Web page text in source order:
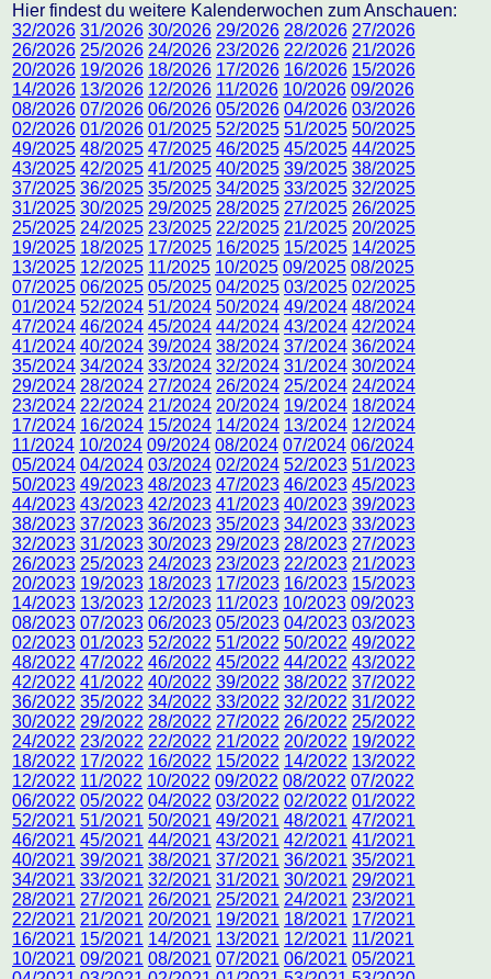
Hier findest du weitere Kalenderwochen zum Anschauen:
32/2026 31/2026 30/2026 29/2026 28/2026 27/2026
26/2026 25/2026 24/2026 23/2026 22/2026 21/2026
20/2026 19/2026 18/2026 17/2026 16/2026 15/2026
14/2026 13/2026 12/2026 11/2026 10/2026 09/2026
08/2026 07/2026 06/2026 05/2026 04/2026 03/2026
02/2026 01/2026 01/2025 52/2025 51/2025 50/2025
49/2025 48/2025 47/2025 46/2025 45/2025 44/2025
43/2025 42/2025 41/2025 40/2025 39/2025 38/2025
37/2025 36/2025 35/2025 34/2025 33/2025 32/2025
31/2025 30/2025 29/2025 28/2025 27/2025 26/2025
25/2025 24/2025 23/2025 22/2025 21/2025 20/2025
19/2025 18/2025 17/2025 16/2025 15/2025 14/2025
13/2025 12/2025 11/2025 10/2025 09/2025 08/2025
07/2025 06/2025 05/2025 04/2025 03/2025 02/2025
01/2024 52/2024 51/2024 50/2024 49/2024 48/2024
47/2024 46/2024 45/2024 44/2024 43/2024 42/2024
41/2024 40/2024 39/2024 38/2024 37/2024 36/2024
35/2024 34/2024 33/2024 32/2024 31/2024 30/2024
29/2024 28/2024 27/2024 26/2024 25/2024 24/2024
23/2024 22/2024 21/2024 20/2024 19/2024 18/2024
17/2024 16/2024 15/2024 14/2024 13/2024 12/2024
11/2024 10/2024 09/2024 08/2024 07/2024 06/2024
05/2024 04/2024 03/2024 02/2024 52/2023 51/2023
50/2023 49/2023 48/2023 47/2023 46/2023 45/2023
44/2023 43/2023 42/2023 41/2023 40/2023 39/2023
38/2023 37/2023 36/2023 35/2023 34/2023 33/2023
32/2023 31/2023 30/2023 29/2023 28/2023 27/2023
26/2023 25/2023 24/2023 23/2023 22/2023 21/2023
20/2023 19/2023 18/2023 17/2023 16/2023 15/2023
14/2023 13/2023 12/2023 11/2023 10/2023 09/2023
08/2023 07/2023 06/2023 05/2023 04/2023 03/2023
02/2023 01/2023 52/2022 51/2022 50/2022 49/2022
48/2022 47/2022 46/2022 45/2022 44/2022 43/2022
42/2022 41/2022 40/2022 39/2022 38/2022 37/2022
36/2022 35/2022 34/2022 33/2022 32/2022 31/2022
30/2022 29/2022 28/2022 27/2022 26/2022 25/2022
24/2022 23/2022 22/2022 21/2022 20/2022 19/2022
18/2022 17/2022 16/2022 15/2022 14/2022 13/2022
12/2022 11/2022 10/2022 09/2022 08/2022 07/2022
06/2022 05/2022 04/2022 03/2022 02/2022 01/2022
52/2021 51/2021 50/2021 49/2021 48/2021 47/2021
46/2021 45/2021 44/2021 43/2021 42/2021 41/2021
40/2021 39/2021 38/2021 37/2021 36/2021 35/2021
34/2021 33/2021 32/2021 31/2021 30/2021 29/2021
28/2021 27/2021 26/2021 25/2021 24/2021 23/2021
22/2021 21/2021 20/2021 19/2021 18/2021 17/2021
16/2021 15/2021 14/2021 13/2021 12/2021 11/2021
10/2021 09/2021 08/2021 07/2021 06/2021 05/2021